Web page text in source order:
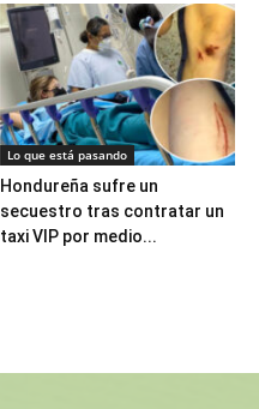
Lo que está pasando
Hondureña sufre un
secuestro tras contratar un
taxi VIP por medio...